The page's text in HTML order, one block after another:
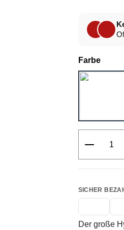
Farbe
SICHER
Der große